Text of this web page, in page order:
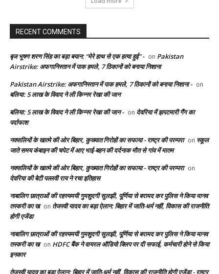
RECENT COMMENTS
बृज भूषण शरण सिंह का बड़ा बयान: “मेरे हाथ से एक हत्या हुई” - on Pakistan
Airstrike: अफगानिस्तान में पाक हमले, 7 ठिकानों को बनाया निशाना
Pakistan Airstrike: अफगानिस्तान में पाक हमले, 7 ठिकानों को बनाया निशाना - on
बलिया: 5 लाख के विवाद ने ली किन्नर रेखा की जान
बलिया: 5 लाख के विवाद ने ली किन्नर रेखा की जान - on देवरिया में झपटमारी गैंग का
पर्दाफाश
नक्सलियों के खात्मे की ओर बिहार, कुख्यात गिरोहों का सफाया - राष्ट्र की परम्परा on स्कूल
जाते समय कंबाइन की चपेट में आए भाई-बहन की दर्दनाक मौत से गांव में मातम
नक्सलियों के खात्मे की ओर बिहार, कुख्यात गिरोहों का सफाया - राष्ट्र की परम्परा on
देवरिया की बेटी पल्लवी राय ने रचा इतिहास
नाबालिग छात्राओं की रहस्यमयी गुमशुदगी सुलझी, पूर्णिया से बरामद कर पुलिस ने किया मानव
तस्करी का ख on तेजस्वी यादव का बड़ा ऐलान: बिहार में जाति-धर्म नहीं, विकास की राजनीति
होगी एजेंडा
नाबालिग छात्राओं की रहस्यमयी गुमशुदगी सुलझी, पूर्णिया से बरामद कर पुलिस ने किया मानव
तस्करी का ख on HDFC बैंक ने वायरल ऑडियो क्लिप पर दी सफाई, कर्मचारी होने से किया
इनकार
तेजस्वी यादव का बड़ा ऐलान: बिहार में जाति-धर्म नहीं, विकास की राजनीति होगी एजेंडा - राष्ट्र